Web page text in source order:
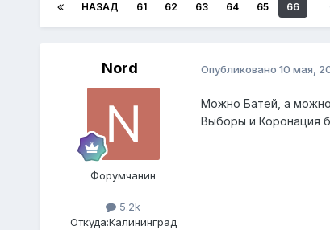
НАЗАД 61 62 63 64 65 66
Nord
Форумчанин
5.2k
Откуда:Калининград
Опубликовано 10 мая,
Можно Батей, а
Выборы и Коронация